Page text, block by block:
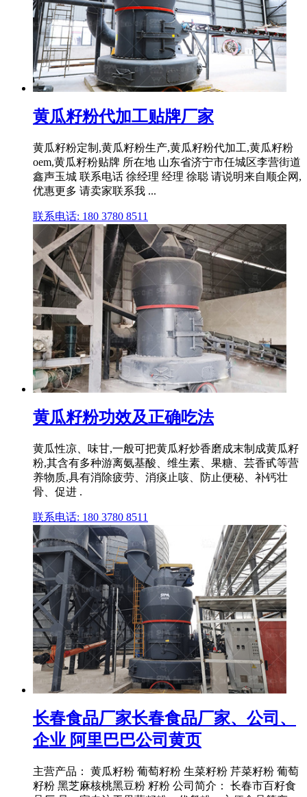
黄瓜籽粉代加工贴牌厂家
黄瓜籽粉定制,黄瓜籽粉生产,黄瓜籽粉代加工,黄瓜籽粉
oem,黄瓜籽粉贴牌 所在地 山东省济宁市任城区李营街道
鑫声玉城 联系电话 徐经理 经理 徐聪 请说明来自顺企网,
优惠更多 请卖家联系我 ...
联系电话: 180 3780 8511
黄瓜籽粉功效及正确吃法
黄瓜性凉、味甘,一般可把黄瓜籽炒香磨成末制成黄瓜籽
粉,其含有多种游离氨基酸、维生素、果糖、芸香甙等营
养物质,具有消除疲劳、消痰止咳、防止便秘、补钙壮
骨、促进 .
联系电话: 180 3780 8511
长春食品厂家长春食品厂家、公司、
企业 阿里巴巴公司黄页
主营产品： 黄瓜籽粉 葡萄籽粉 生菜籽粉 芹菜籽粉 葡萄
籽粉 黑芝麻核桃黑豆粉 籽粉 公司简介： 长春市百籽食